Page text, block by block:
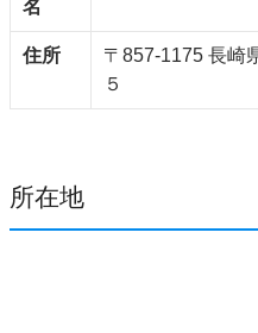
名
住所
〒857-1175 長崎
５
所在地